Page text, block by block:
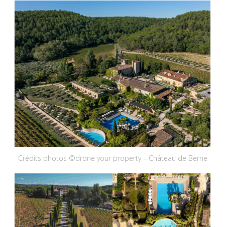
Crédits photos ©drone your property – Château de Berne